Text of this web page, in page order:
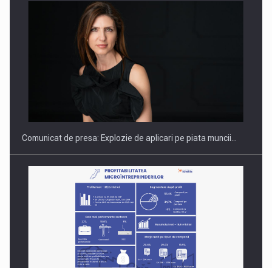
PUTTING ROMANIAN CORPORATE COMPANIES ON THE
INTERNATIONAL BUSINESS SCENE
Comunicat de presa: Explozie de aplicari pe piata muncii…